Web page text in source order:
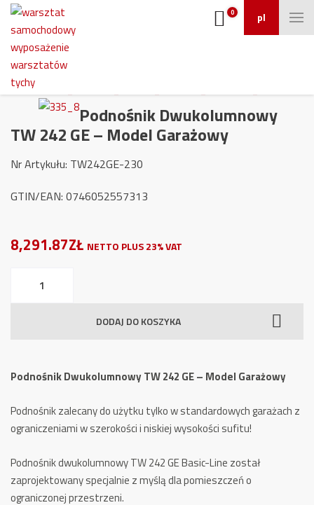
pl
0
Podnośnik Dwukolumnowy
TW 242 GE – Model Garażowy
Nr Artykułu: TW242GE-230
GTIN/EAN: 0746052557313
8,291.87ZŁ NETTO PLUS 23% VAT
Podnośnik
-
Garażowy
DODAJ DO KOSZYKA
Podnośnik Dwukolumnowy TW 242 GE – Model Garażowy
Podnośnik zalecany do użytku tylko w standardowych garażach z
ograniczeniami w szerokości i niskiej wysokości sufitu!
Podnośnik dwukolumnowy TW 242 GE Basic-Line został
zaprojektowany specjalnie z myślą dla pomieszczeń o
ograniczonej przestrzeni.